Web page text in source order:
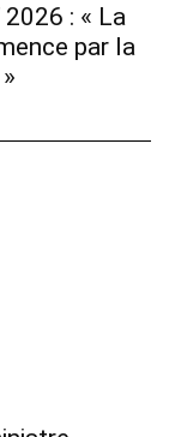
: « La
par la